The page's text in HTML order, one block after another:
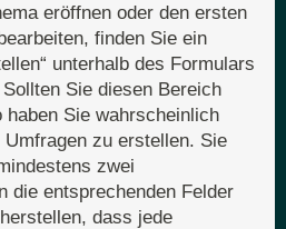
eröffnen oder den ersten
finden Sie ein
unterhalb des Formulars
Sie diesen Bereich
Sie wahrscheinlich
zu erstellen. Sie
zwei
die entsprechenden Felder
dass jede